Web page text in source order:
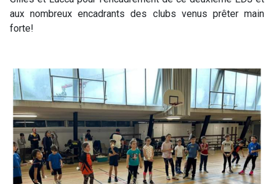
aux nombreux encadrants des clubs venus prêter main
forte!